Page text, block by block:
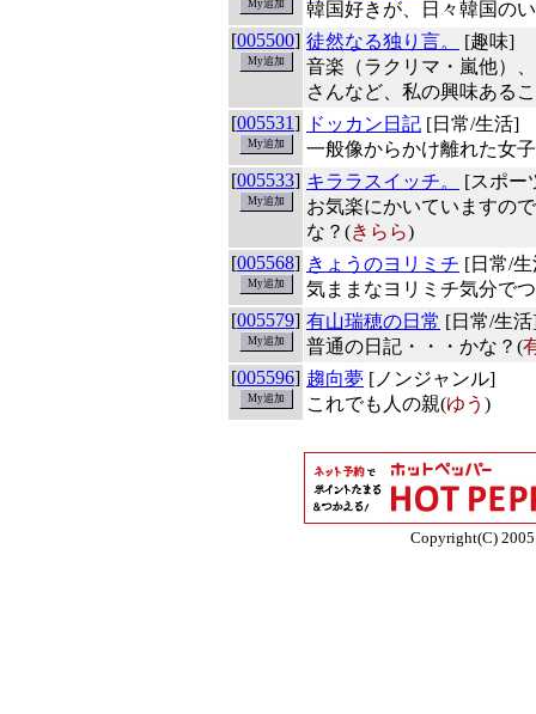
韓国好きが、日々韓国の
[005500] 徒然なる独り言。
[趣味]
音楽（ラクリマ・嵐他）
さんなど、私の興味ある
[005531] ドッカン日記 [日常/生活]
一般像からかけ離れた女
[005533] キララスイッチ。
[スポー
お気楽にかいていますの
な？(きらら)
[005568] きょうのヨリミチ [日常/
気ままなヨリミチ気分で
[005579] 有山瑞穂の日常 [日常/生
普通の日記・・・かな？(
[005596] 趨向夢 [ノンジャンル]
これでも人の親(ゆう )
Copyright(C)